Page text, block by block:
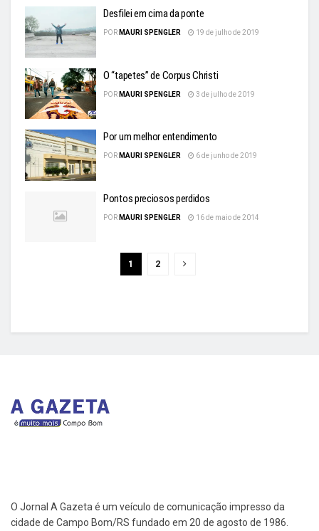
Desfilei em cima da ponte
POR MAURI SPENGLER 19 de julho de 2019
O “tapetes” de Corpus Christi
POR MAURI SPENGLER 3 de julho de 2019
Por um melhor entendimento
POR MAURI SPENGLER 6 de junho de 2019
Pontos preciosos perdidos
POR MAURI SPENGLER 16 de maio de 2014
1 2
O Jornal A Gazeta é um veículo de comunicação impresso da
cidade de Campo Bom/RS fundado em 20 de agosto de 1986.